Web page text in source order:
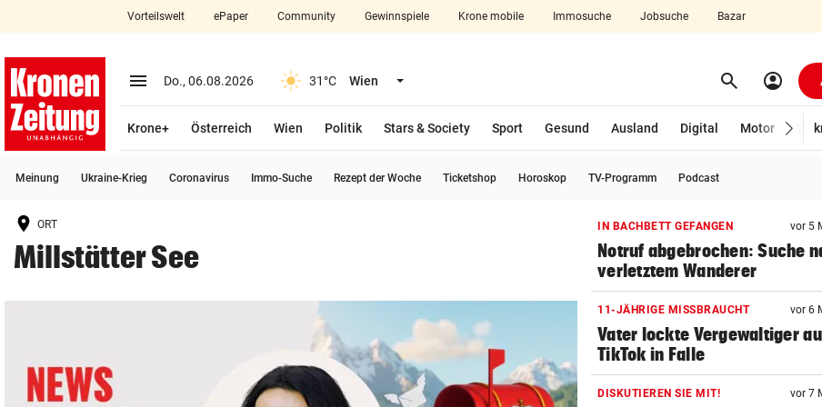
closeSchließen
account_circle Anmelden
arrow_right
bookmark Merkliste
Suchbegriff
Vorteilswelt ePaper Community Gewinnspiele Krone mobile Immosuche Jobsuche Bazar
menu Menü aufklappen
Do., 06.08.2026 31°C Wien Menü aufklappen search Suchen
account_circle
Krone+ Österreich Wien Politik Stars & Society Sport Gesund Ausland Digital Motor
Meinung Ukraine-Krieg Coronavirus Immo-Suche Rezept der Woche Ticketshop Horoskop TV-Programm Podcast
ORT
Millstätter See
IN BACHBETT GEFANGEN vor 5
Notruf abgebrochen: Suche
verletztem Wanderer
11-JÄHRIGE MISSBRAUCHT vor 6
Vater lockte Vergewaltiger
TikTok in Falle
DISKUTIEREN SIE MIT! vor 7